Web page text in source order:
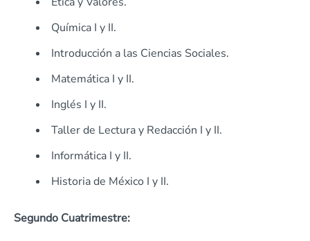
Química I y II.
Introducción a las Ciencias Sociales.
Matemática I y II.
Inglés I y II.
Taller de Lectura y Redacción I y II.
Informática I y II.
Historia de México I y II.
Segundo Cuatrimestre: